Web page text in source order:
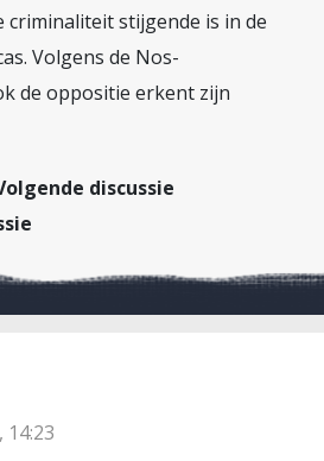
criminaliteit stijgende is in de
Volgens de Nos-
de oppositie erkent zijn
discussie
14:23